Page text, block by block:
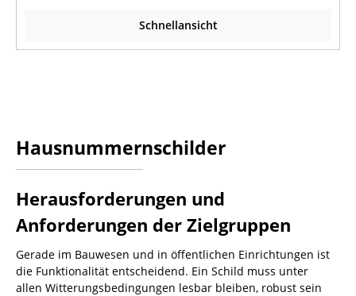
Schnellansicht
Hausnummernschilder
Herausforderungen und
Anforderungen der Zielgruppen
Gerade im Bauwesen und in öffentlichen Einrichtungen ist
die Funktionalität entscheidend. Ein Schild muss unter
allen Witterungsbedingungen lesbar bleiben, robust sein